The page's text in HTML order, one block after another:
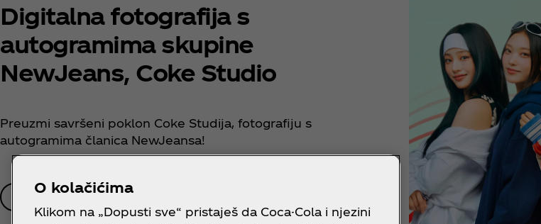
Digitalna fotografija s
autogramima skupine
NewJeans, Coke Studio
Preuzmi savršeni poklon Coke Studija, fotografiju s
autogramima članica NewJeansa!
Preuzmi sada
O kolačićima
Klikom na „Dopusti sve“ pristaješ da Coca-Cola i njezini